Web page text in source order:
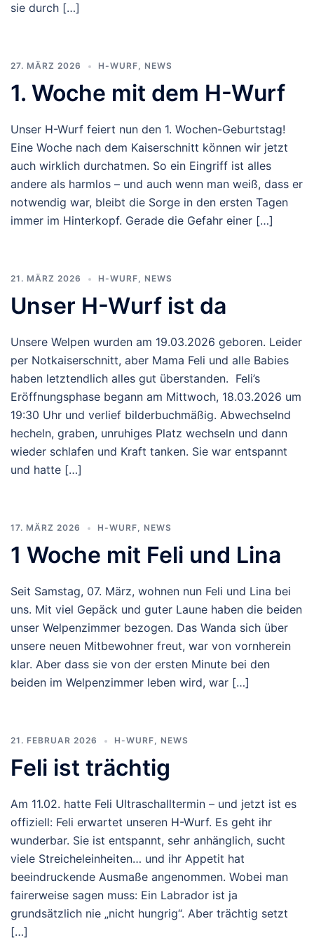
sie durch […]
27. MÄRZ 2026 H-WURF, NEWS
1. Woche mit dem H-Wurf
Unser H-Wurf feiert nun den 1. Wochen-Geburtstag!
Eine Woche nach dem Kaiserschnitt können wir jetzt
auch wirklich durchatmen. So ein Eingriff ist alles
andere als harmlos – und auch wenn man weiß, dass er
notwendig war, bleibt die Sorge in den ersten Tagen
immer im Hinterkopf. Gerade die Gefahr einer […]
21. MÄRZ 2026 H-WURF, NEWS
Unser H-Wurf ist da
Unsere Welpen wurden am 19.03.2026 geboren. Leider
per Notkaiserschnitt, aber Mama Feli und alle Babies
haben letztendlich alles gut überstanden. Feli’s
Eröffnungsphase begann am Mittwoch, 18.03.2026 um
19:30 Uhr und verlief bilderbuchmäßig. Abwechselnd
hecheln, graben, unruhiges Platz wechseln und dann
wieder schlafen und Kraft tanken. Sie war entspannt
und hatte […]
17. MÄRZ 2026 H-WURF, NEWS
1 Woche mit Feli und Lina
Seit Samstag, 07. März, wohnen nun Feli und Lina bei
uns. Mit viel Gepäck und guter Laune haben die beiden
unser Welpenzimmer bezogen. Das Wanda sich über
unsere neuen Mitbewohner freut, war von vornherein
klar. Aber dass sie von der ersten Minute bei den
beiden im Welpenzimmer leben wird, war […]
21. FEBRUAR 2026 H-WURF, NEWS
Feli ist trächtig
Am 11.02. hatte Feli Ultraschalltermin – und jetzt ist es
offiziell: Feli erwartet unseren H-Wurf. Es geht ihr
wunderbar. Sie ist entspannt, sehr anhänglich, sucht
viele Streicheleinheiten… und ihr Appetit hat
beeindruckende Ausmaße angenommen. Wobei man
fairerweise sagen muss: Ein Labrador ist ja
grundsätzlich nie „nicht hungrig“. Aber trächtig setzt
[…]